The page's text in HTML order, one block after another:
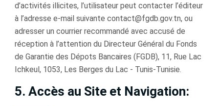
d’activités illicites, l’utilisateur peut contacter l’éditeur
à l’adresse e-mail suivante contact@fgdb.gov.tn, ou
adresser un courrier recommandé avec accusé de
réception à l’attention du Directeur Général du Fonds
de Garantie des Dépots Bancaires (FGDB), 11, Rue Lac
Ichkeul, 1053, Les Berges du Lac - Tunis-Tunisie.
5. Accès au Site et Navigation: